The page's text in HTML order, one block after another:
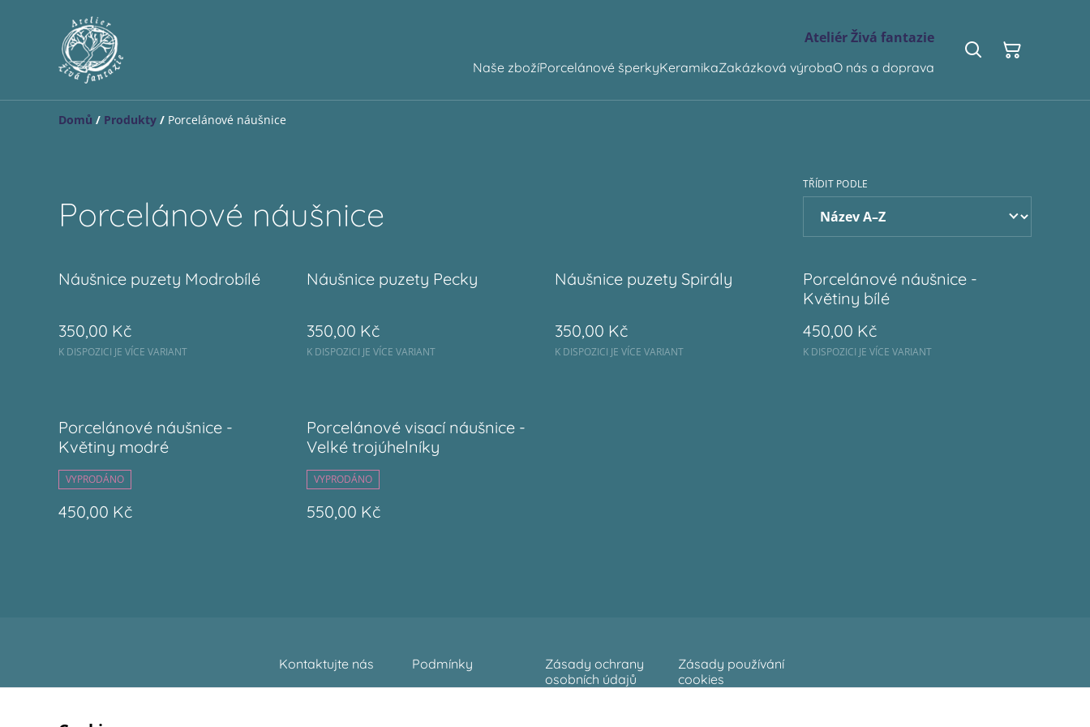
Ateliér Živá fantazie
Naše zbožíPorcelánové šperkyKeramikaZakázková výrobaO nás a doprava
Domů / Produkty / Porcelánové náušnice
Porcelánové náušnice
TŘÍDIT PODLE
Náušnice puzety Modrobílé
350,00 Kč
K DISPOZICI JE VÍCE VARIANT
Náušnice puzety Pecky
350,00 Kč
K DISPOZICI JE VÍCE VARIANT
Náušnice puzety Spirály
350,00 Kč
K DISPOZICI JE VÍCE VARIANT
Porcelánové náušnice -
Květiny bílé
450,00 Kč
K DISPOZICI JE VÍCE VARIANT
Porcelánové náušnice -
Květiny modré
VYPRODÁNO
450,00 Kč
Porcelánové visací náušnice -
Velké trojúhelníky
VYPRODÁNO
550,00 Kč
Kontaktujte nás Podmínky
Zásady ochrany
osobních údajů
Zásady používání
cookies